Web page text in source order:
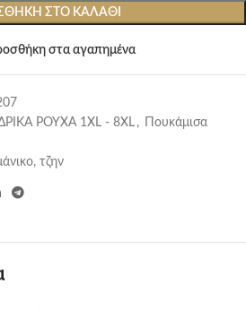
ΣΤΟ ΚΑΛΆΘΙ
στα αγαπημένα
ΡΟΥΧΑ 1XL - 8XL ,
Πουκάμισα
τζην